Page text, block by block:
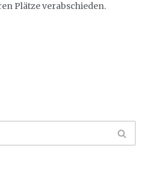
Plätze verabschieden.